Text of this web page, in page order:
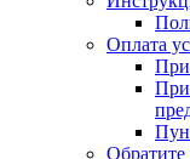
Оплата